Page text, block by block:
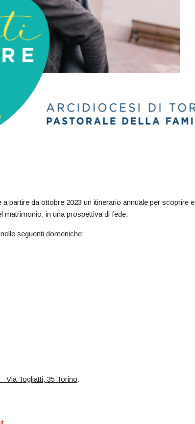
partire da ottobre 2023 un itinerario annuale per scoprire e
matrimonio, in una prospettiva di fede.
seguenti domeniche:
Via Togliatti, 35 Torino.